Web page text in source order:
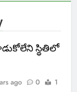
స్థితిలో
ago 0
1